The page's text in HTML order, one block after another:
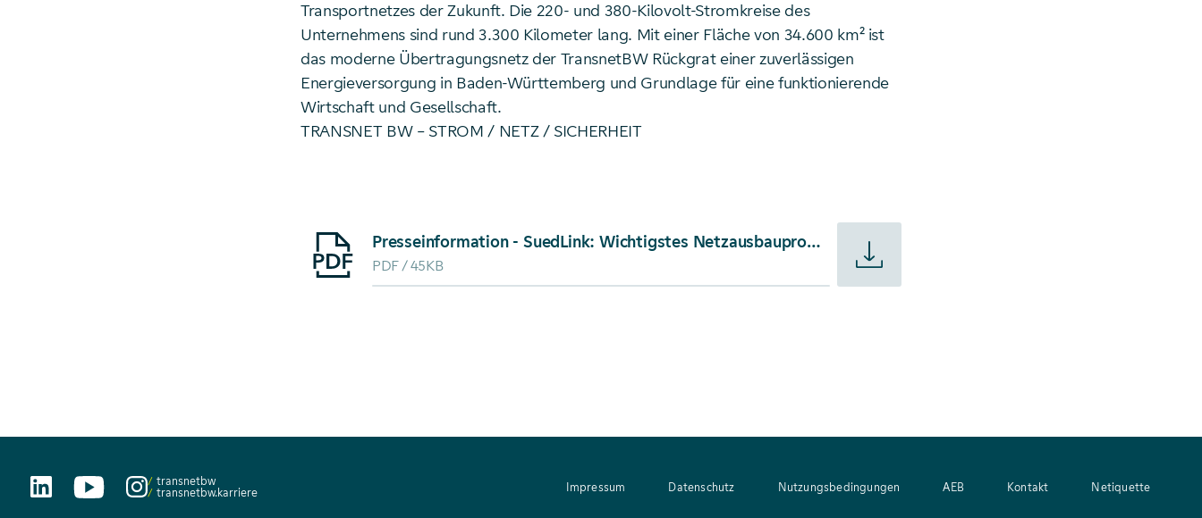
Transportnetzes der Zukunft. Die 220- und 380-Kilovolt-Stromkreise des
Unternehmens sind rund 3.300 Kilometer lang. Mit einer Fläche von 34.600 km² ist
das moderne Übertragungsnetz der TransnetBW Rückgrat einer zuverlässigen
Energieversorgung in Baden-Württemberg und Grundlage für eine funktionierende
Wirtschaft und Gesellschaft.
TRANSNET BW – STROM / NETZ / SICHERHEIT
Starte Download von: Presseinformation - SuedLink: Wichtigstes Netzausbauprojekt der Energiewende ist startbereit
Presseinformation - SuedLink: Wichtigstes Netzausbauprojekt der Energiewende ist startbereit
PDF 45KB
transnetbw
transnetbw.karriere
Impressum Datenschutz Nutzungsbedingungen AEB Kontakt Netiquette